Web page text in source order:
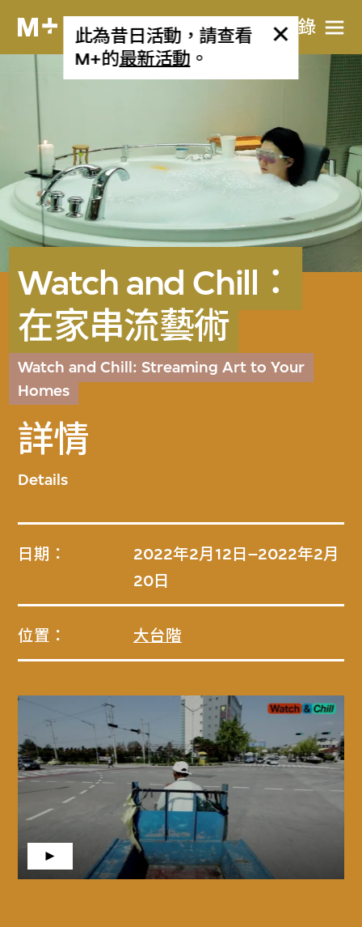
目​錄
此為昔日活動，請查看
M+的最新活動 。
Watch and Chill：
在家串流藝術
Watch and Chill: Streaming Art to Your
Homes
詳情
Details
日期：
2022年2月12日–2022年2月
20日
位置： 大台階